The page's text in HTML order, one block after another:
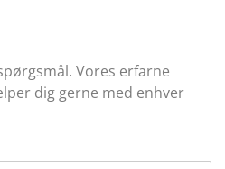
Vores erfarne
dig gerne med enhver